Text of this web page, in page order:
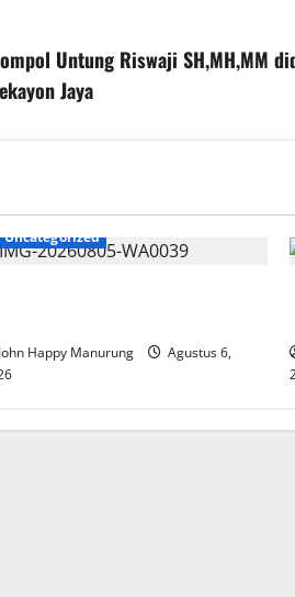
Untung Riswaji
Jaya
Uncategorized
John Happy Manurung
Agustus 6,